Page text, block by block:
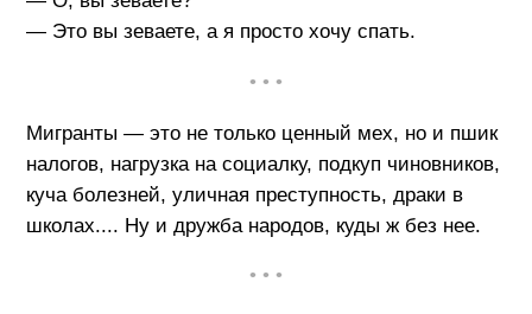
— Это вы зеваете, а я просто хочу спать.
• • •
Мигранты — это не только ценный мех, но и пшик
налогов, нагрузка на социалку, подкуп чиновников,
куча болезней, уличная преступность, драки в
школах.... Ну и дружба народов, куды ж без нее.
• • •